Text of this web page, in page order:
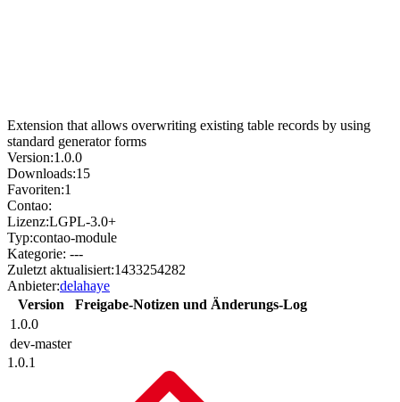
Extension that allows overwriting existing table records by using
standard generator forms
Version:1.0.0
Downloads:15
Favoriten:1
Contao:
Lizenz:LGPL-3.0+
Typ:contao-module
Kategorie: ---
Zuletzt aktualisiert:1433254282
Anbieter:delahaye
Version
Freigabe-Notizen und Änderungs-Log
1.0.0
dev-master
1.0.1